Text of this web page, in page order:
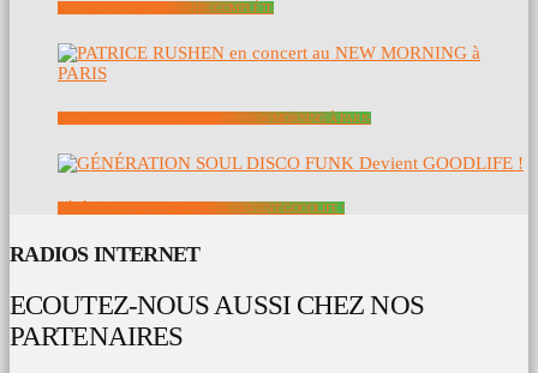
VOYAGE : LA DISCOGRAPHIE COMPLÈTE
PATRICE RUSHEN EN CONCERT AU NEW MORNING À PARIS
GÉNÉRATION SOUL DISCO FUNK DEVIENT GOODLIFE !
RADIOS INTERNET
ECOUTEZ-NOUS AUSSI CHEZ NOS
PARTENAIRES